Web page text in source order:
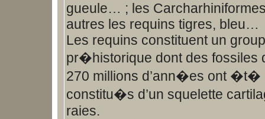
gueule… ; les
autres les requins tigres, bleu…
Les requins constituent un
pr�historique dont des fossiles
270 millions d’ann�es ont
constitu�s d’un squelette
raies.